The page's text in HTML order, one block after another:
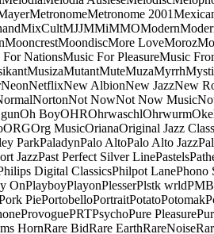
MetronomeMetronome 2001
MixCultMJJMMiMMOModern
MooncrestMoondiscMore LoveMoroz
NationsMusic For PleasureMusic
MusizaMutantMuteMuzaMyrrh
NeonNetflixNew AlbionNew JazzNew
NortonNot NowNot Now Music
Oh BoyOHROhrwaschlOhrwurm
ORGOrg MusicOrianaOriginal Jazz
ParkPaladynPalo AltoPalo Alto Jazz
JazzPast Perfect Silver LinePastels
Digital ClassicsPhilpot LanePhono
OnPlayboyPlayonPlesserPlstk wrld
PiePortobelloPortraitPotatoPotomak
ProvoguePRTPsychoPure Pleasure
HornRare BidRare EarthRareNoise